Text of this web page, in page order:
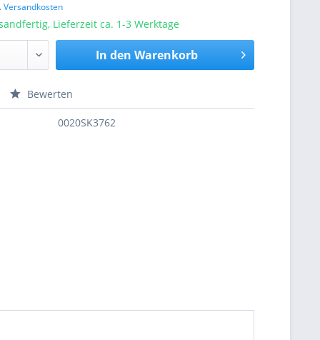
Versandkosten
Lieferzeit ca. 1-3 Werktage
In den Warenkorb
Bewerten
0020SK3762